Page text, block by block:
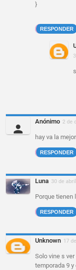
}
RESPONDER
Anónimo 2 de
hay va la
RESPONDER
Luna 30 de
Porque tienen
RESPONDER
Unknown 17
Solo vine s
temporada 9 y